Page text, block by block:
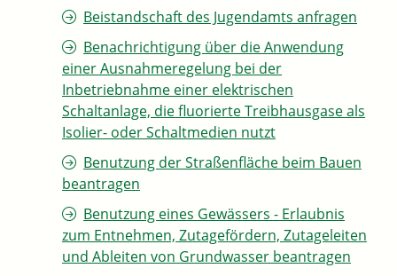
Beistandschaft des Jugendamts anfragen
Benachrichtigung über die Anwendung
einer Ausnahmeregelung bei der
Inbetriebnahme einer elektrischen
Schaltanlage, die fluorierte Treibhausgase als
Isolier- oder Schaltmedien nutzt
Benutzung der Straßenfläche beim Bauen
beantragen
Benutzung eines Gewässers - Erlaubnis
zum Entnehmen, Zutagefördern, Zutageleiten
und Ableiten von Grundwasser beantragen